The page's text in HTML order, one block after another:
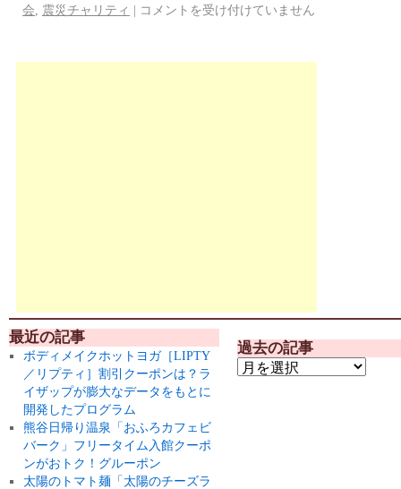
会
震災チャリティ | コメントを受け付けていません
最近の記事
ボディメイクホットヨガ［LIPTY
／リプティ］割引クーポンは？ラ
イザップが膨大なデータをもとに
開発したプログラム
熊谷日帰り温泉「おふろカフェビ
バーク」フリータイム入館クーポ
ンがおトク！グルーポン
太陽のトマト麺「太陽のチーズラ
過去の記事